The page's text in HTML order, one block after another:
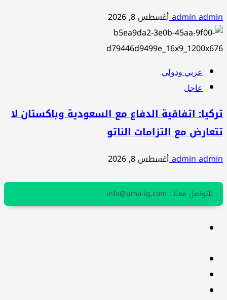
admin adminأغسطس 8, 2026
عربي ودولي
عاجل
تركيا: اتفاقية الدفاع مع السعودية وباكستان لا
تتعارض مع التزامات الناتو
admin adminأغسطس 8, 2026
للتواصل معنا : info@uma-iq.com